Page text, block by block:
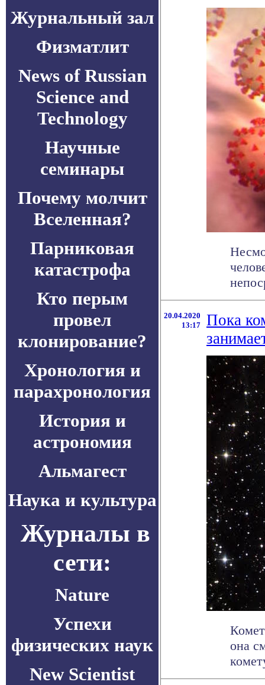
Журнальный зал
Физматлит
News of Russian
Science and
Technology
Научные
семинары
Почему молчит
Вселенная?
Парниковая
катастрофа
Кто перым
провел
клонирование?
Хронология и
парахронология
История и
астрономия
Альмагест
Наука и культура
Журналы в
сети:
Nature
Успехи
физических наук
New Scientist
20.04.2020
13:17
Пока
она